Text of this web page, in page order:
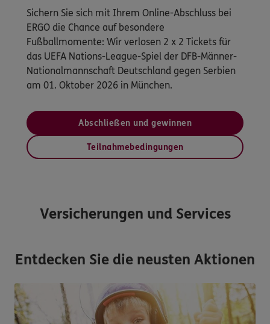
Sichern Sie sich mit Ihrem Online-Abschluss bei
ERGO die Chance auf besondere
Fußballmomente: Wir verlosen 2 x 2 Tickets für
das UEFA Nations-League-Spiel der DFB-Männer-
Nationalmannschaft Deutschland gegen Serbien
am 01. Oktober 2026 in München.
Abschließen und gewinnen
Teilnahmebedingungen
Versicherungen und Services
Entdecken Sie die neusten Aktionen